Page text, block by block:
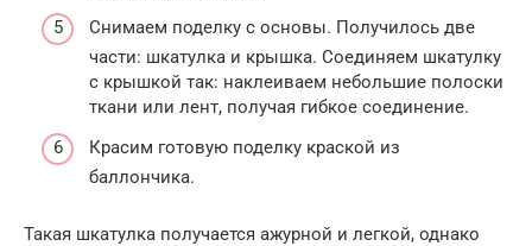
Снимаем поделку с основы. Получилось две
части: шкатулка и крышка. Соединяем шкатулку
с крышкой так: наклеиваем небольшие полоски
ткани или лент, получая гибкое соединение.
Красим готовую поделку краской из
баллончика.
Такая шкатулка получается ажурной и легкой, однако